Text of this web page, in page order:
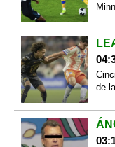
de